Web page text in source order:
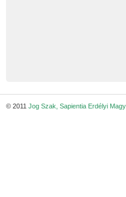
© 2011 Jog Szak, Sapientia Erdélyi